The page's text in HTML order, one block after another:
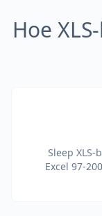
Hoe
Sleep
Excel 97-